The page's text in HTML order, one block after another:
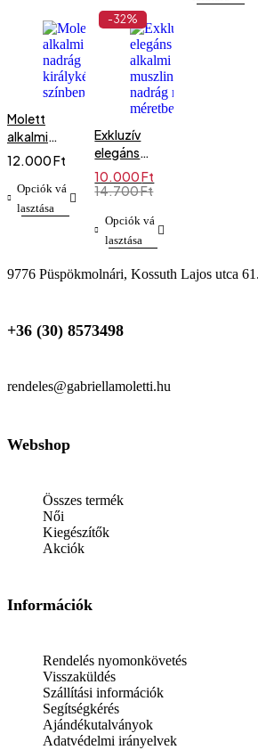
Molett
alkalmi
nadrág
színben
12.000Ft
Opciók vá
lasztása
-32%
Exkluzív
elegáns
alkalmi
muszlin
molett
méretben
14.700Ft
Original
was:
14.700 Ft.
10.000Ft
Current
10.000 Ft.
Opciók vá
lasztása
9776 Püspökmolnári, Kossuth Lajos utca 61.
+36 (30) 8573498
rendeles@gabriellamoletti.hu
Webshop
Összes termék
Női
Kiegészítők
Akciók
Információk
Rendelés nyomonkövetés
Visszaküldés
Szállítási információk
Segítségkérés
Ajándékutalványok
Adatvédelmi irányelvek